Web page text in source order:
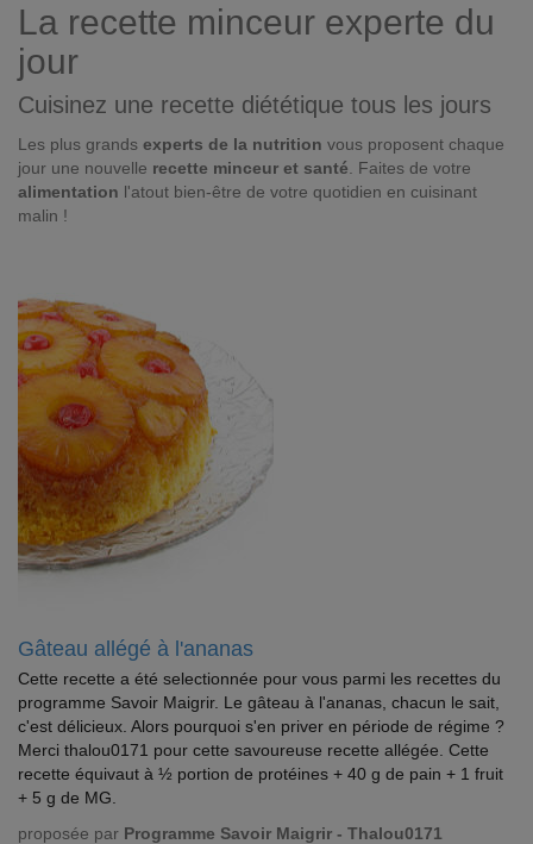
La recette minceur experte du
jour
Cuisinez une recette diététique tous les jours
Les plus grands experts de la nutrition vous proposent chaque
jour une nouvelle recette minceur et santé . Faites de votre
alimentation l'atout bien-être de votre quotidien en cuisinant
malin !
Gâteau allégé à l'ananas
Cette recette a été selectionnée pour vous parmi les recettes du
programme Savoir Maigrir. Le gâteau à l'ananas, chacun le sait,
c'est délicieux. Alors pourquoi s'en priver en période de régime ?
Merci thalou0171 pour cette savoureuse recette allégée. Cette
recette équivaut à ½ portion de protéines + 40 g de pain + 1 fruit
+ 5 g de MG.
proposée par Programme Savoir Maigrir - Thalou0171